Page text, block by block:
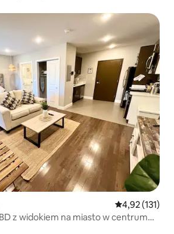
Średnia
4,92 (131)
z widokiem na miasto w centrum